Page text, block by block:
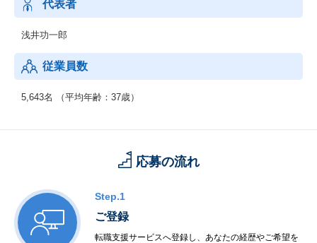
：生産設備保全、改善業務生産管理：生産管理システム開発・保
守社内システム
：財務管理システム／社内ネットワーク構築
代表者
浅井功一郎
従業員数
5,643名 （平均年齢：37歳）
応募の流れ
Step.1
ご登録
転職支援サービスへ登録し、あなたの経歴やご希望を